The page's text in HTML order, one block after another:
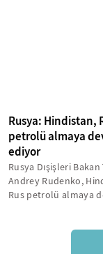
Rusya: Hindistan,
petrolü almaya
ediyor
Rusya Dışişleri Bakan
Andrey Rudenko,
Rus petrolü almaya